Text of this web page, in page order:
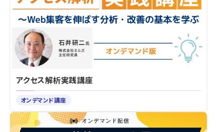
アクセス解析実践講座
オンデマンド講座